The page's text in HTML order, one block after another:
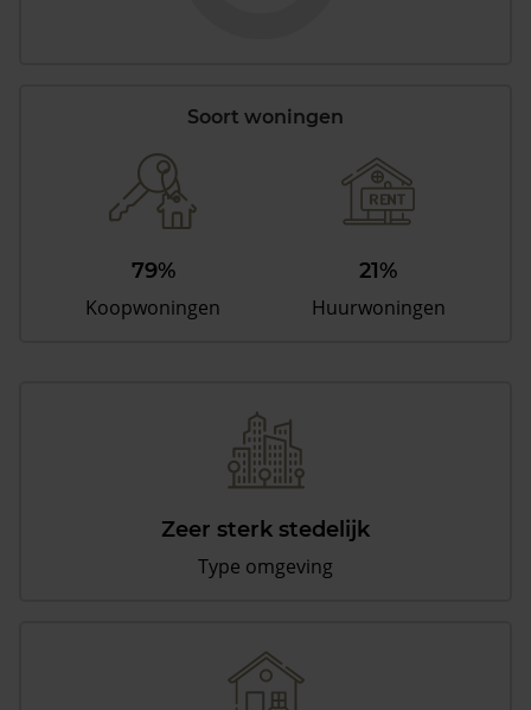
Soort woningen
79%
Koopwoningen
21%
Huurwoningen
Zeer sterk stedelijk
Type omgeving